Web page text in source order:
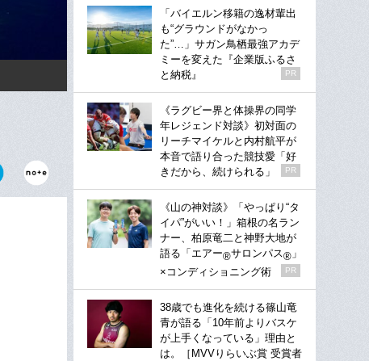
「バイエルン移籍の逸材輩出
も“グラウンドがなかっ
た”…」サガン鳥栖最強アカデ
ミーを変えた『企業版ふるさ
と納税』
PR
《ラグビー界と体操界の同学
年レジェンド対談》初対面の
リーチマイケルと内村航平が
本音で語り合った競技愛「好
きだから、続けられる」
PR
《山の神対談》「やっぱり“タ
イパ”がいい！」箱根の名ラン
ナー、柏原竜二と神野大地が
語る「エアー®サロンパス® 」
×コンディショニング術
PR
38歳でも進化を続ける篠山竜
青が語る「10年前よりバスケ
が上手くなっている」理由と
は。［MVVりらいぶ賞 受賞者